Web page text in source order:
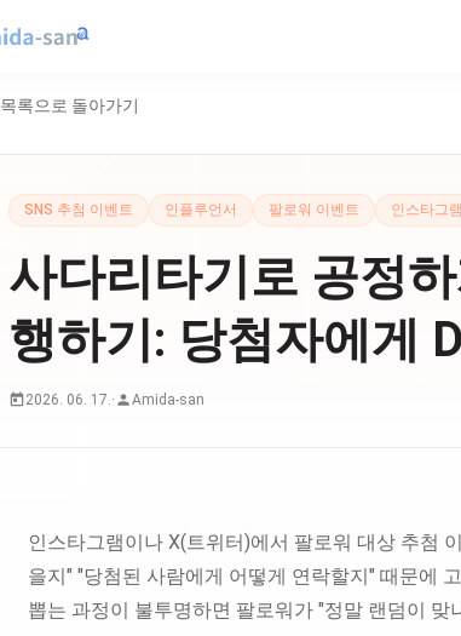
목록으로 돌아가기
SNS 추첨 이벤트 인플루언서 팔로워 이벤트 인스타그
사다리타기로 공정
행하기: 당첨자에게
2026. 06. 17.· Amida-san
인스타그램이나 X(트위터)에서 팔로워 대상 추첨
을지" "당첨된 사람에게 어떻게 연락할지" 때문에
뽑는 과정이 불투명하면 팔로워가 "정말 랜덤이 맞